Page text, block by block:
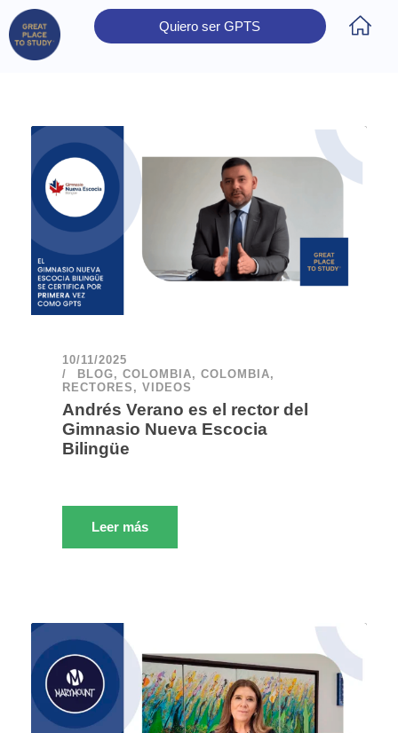
Quiero ser GPTS
10/11/2025
BLOG, COLOMBIA, COLOMBIA,
RECTORES , VIDEOS
Andrés Verano es el rector del
Gimnasio Nueva Escocia
Bilingüe
Leer más